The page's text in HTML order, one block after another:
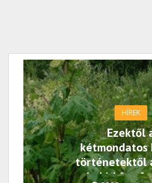
HÍREK
Ezektől
kétmondatos
történetektől
beléd fog